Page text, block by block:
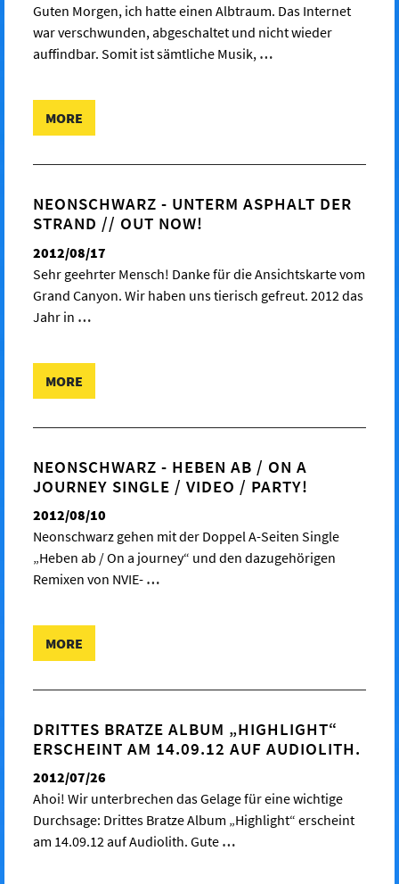
Guten Morgen, ich hatte einen Albtraum. Das Internet
war verschwunden, abgeschaltet und nicht wieder
auffindbar. Somit ist sämtliche Musik, …
MORE
NEONSCHWARZ - UNTERM ASPHALT DER
STRAND // OUT NOW!
2012/08/17
Sehr geehrter Mensch! Danke für die Ansichtskarte vom
Grand Canyon. Wir haben uns tierisch gefreut. 2012 das
Jahr in …
MORE
NEONSCHWARZ - HEBEN AB / ON A
JOURNEY SINGLE / VIDEO / PARTY!
2012/08/10
Neonschwarz gehen mit der Doppel A-Seiten Single
„Heben ab / On a journey“ und den dazugehörigen
Remixen von NVIE- …
MORE
DRITTES BRATZE ALBUM „HIGHLIGHT“
ERSCHEINT AM 14.09.12 AUF AUDIOLITH.
2012/07/26
Ahoi! Wir unterbrechen das Gelage für eine wichtige
Durchsage: Drittes Bratze Album „Highlight“ erscheint
am 14.09.12 auf Audiolith. Gute …